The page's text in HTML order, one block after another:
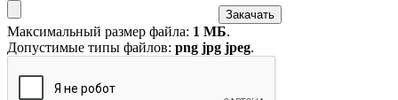
Максимальный размер файла: 1 МБ.
Допустимые типы файлов: png jpg jpeg.